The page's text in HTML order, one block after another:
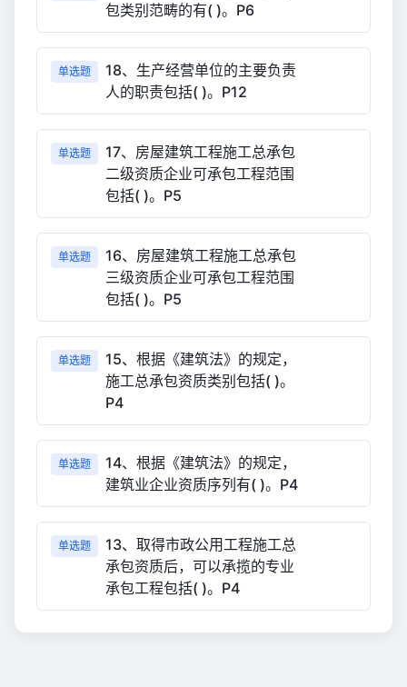
包类别范畴的有( )。P6
单选题
18、生产经营单位的主要负责
人的职责包括( )。P12
单选题
17、房屋建筑工程施工总承包
二级资质企业可承包工程范围
包括( )。P5
单选题
16、房屋建筑工程施工总承包
三级资质企业可承包工程范围
包括( )。P5
单选题
15、根据《建筑法》的规定，
施工总承包资质类别包括( )。
P4
单选题
14、根据《建筑法》的规定，
建筑业企业资质序列有( )。P4
单选题
13、取得市政公用工程施工总
承包资质后，可以承揽的专业
承包工程包括( )。P4